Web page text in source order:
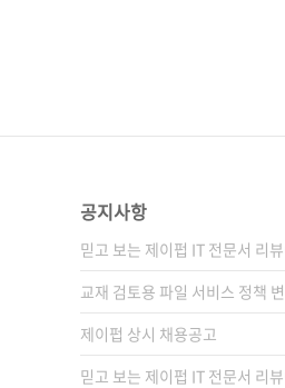
공지사항
믿고 보는 제이펍 IT 전문서 리
교재 검토용 파일 서비스 정책
제이펍 상시 채용공고
믿고 보는 제이펍 IT 전문서 리